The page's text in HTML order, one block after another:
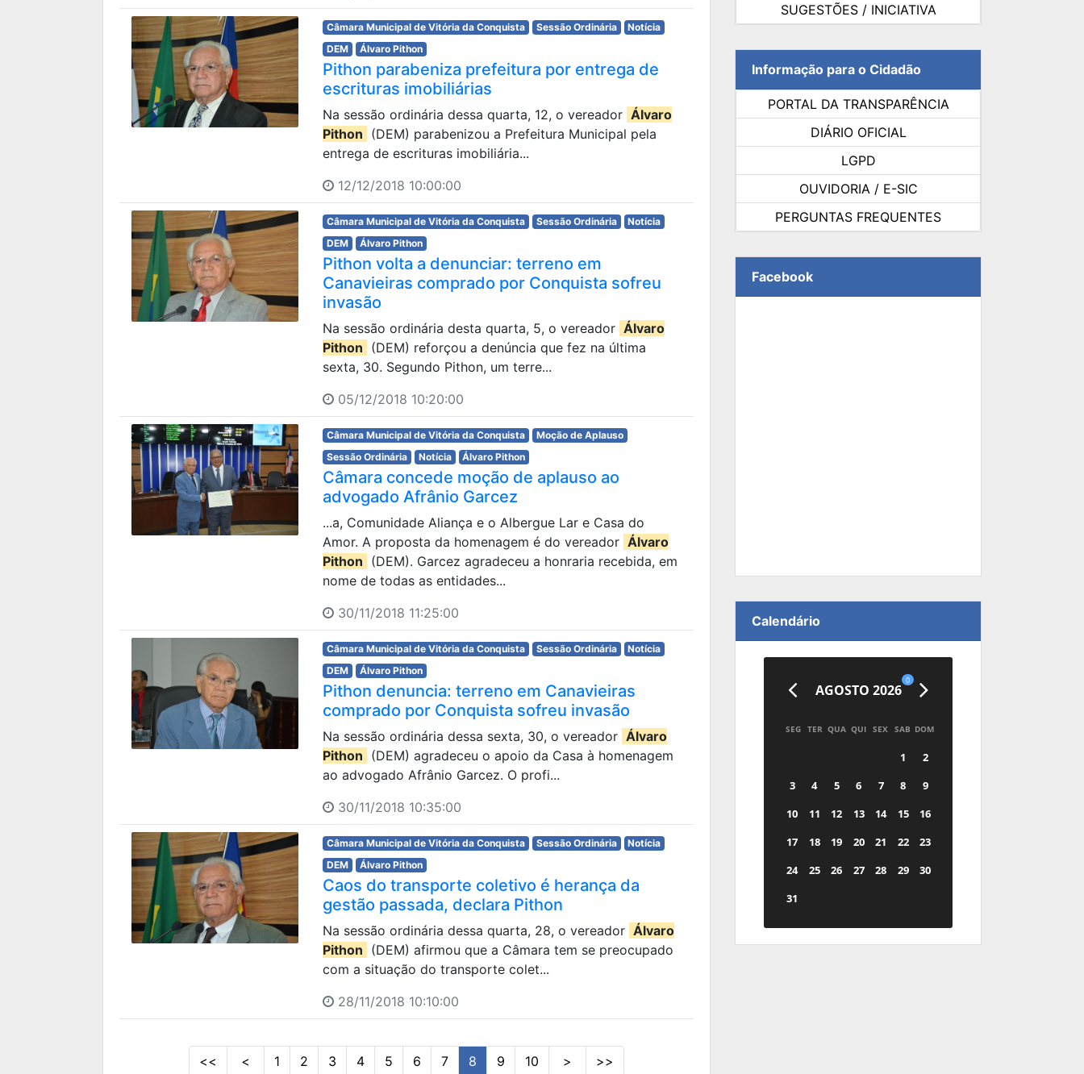
Câmara Municipal de Vitória da Conquista Sessão Ordinária
Notícia
DEM
Álvaro Pithon
Pithon parabeniza prefeitura por entrega de
escrituras imobiliárias
Na sessão ordinária dessa quarta, 12, o vereador Álvaro
Pithon (DEM) parabenizou a Prefeitura Municipal pela
entrega de escrituras imobiliária...
12/12/2018 10:00:00
Câmara Municipal de Vitória da Conquista Sessão Ordinária
Notícia
DEM
Álvaro Pithon
Pithon volta a denunciar: terreno em
Canavieiras comprado por Conquista sofreu
invasão
Na sessão ordinária desta quarta, 5, o vereador Álvaro
Pithon (DEM) reforçou a denúncia que fez na última
sexta, 30. Segundo Pithon, um terre...
05/12/2018 10:20:00
Câmara Municipal de Vitória da Conquista
Moção de Aplauso
Sessão Ordinária
Notícia Álvaro Pithon
Câmara concede moção de aplauso ao
advogado Afrânio Garcez
...a, Comunidade Aliança e o Albergue Lar e Casa do
Amor. A proposta da homenagem é do vereador Álvaro
Pithon (DEM). Garcez agradeceu a honraria recebida, em
nome de todas as entidades...
30/11/2018 11:25:00
Câmara Municipal de Vitória da Conquista Sessão Ordinária
Notícia
DEM
Álvaro Pithon
Pithon denuncia: terreno em Canavieiras
comprado por Conquista sofreu invasão
Na sessão ordinária dessa sexta, 30, o vereador Álvaro
Pithon (DEM) agradeceu o apoio da Casa à homenagem
ao advogado Afrânio Garcez. O profi...
30/11/2018 10:35:00
Câmara Municipal de Vitória da Conquista Sessão Ordinária
Notícia
DEM
Álvaro Pithon
Caos do transporte coletivo é herança da
gestão passada, declara Pithon
Na sessão ordinária dessa quarta, 28, o vereador Álvaro
Pithon (DEM) afirmou que a Câmara tem se preocupado
com a situação do transporte colet...
28/11/2018 10:10:00
<< < 1 2 3 4 5 6 7 8 9 10 > >>
SUGESTÕES / INICIATIVA
Informação para o Cidadão
PORTAL DA TRANSPARÊNCIA
DIÁRIO OFICIAL
LGPD
OUVIDORIA / E-SIC
PERGUNTAS FREQUENTES
Facebook
Calendário
AGOSTO 2026
0
SEG TER QUA QUI SEX SAB DOM
1
2
3
4 5 6 7 8
9
10
11 12 13 14 15
16
17
18 19 20 21 22
23
24
25 26 27 28 29
30
31